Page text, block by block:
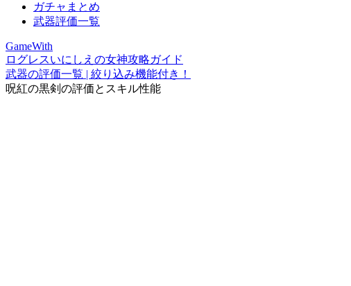
ガチャまとめ
武器評価一覧
GameWith
ログレスいにしえの女神攻略ガイド
武器の評価一覧 | 絞り込み機能付き！
呪紅の黒剣の評価とスキル性能